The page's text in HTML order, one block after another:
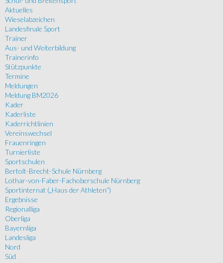
Aktuelles
Wieselabzeichen
Landesfinale Sport
Trainer
Aus- und Weiterbildung
Trainerinfo
Stützpunkte
Termine
Meldungen
Meldung BM2026
Kader
Kaderliste
Kaderrichtlinien
Vereinswechsel
Frauenringen
Turnierliste
Sportschulen
Bertolt-Brecht-Schule Nürnberg
Lothar-von-Faber-Fachoberschule Nürnberg
Sportinternat („Haus der Athleten“)
Ergebnisse
Regionalliga
Oberliga
Bayernliga
Landesliga
Nord
Süd